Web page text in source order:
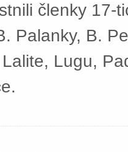
členky 17-
Palanky, B.
Lugu,